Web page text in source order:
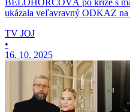
BELOHORCOVÁ po kríze s
ukázala veľavravný ODKAZ na
TV JOJ
•
16. 10. 2025